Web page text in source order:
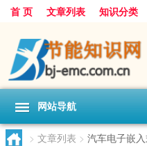
首 页 文章列表 知识分类
网站导航
> 文章列表 > 汽车电子嵌